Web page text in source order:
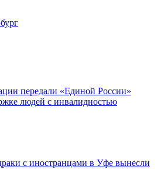
передали «Единой России»
людей с инвалидностью
с иностранцами в Уфе вынесли